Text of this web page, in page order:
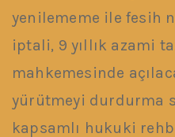
yenilememe ile fesih
iptali, 9 yıllık azami
mahkemesinde
yürütmeyi durdurma
kapsamlı hukuki